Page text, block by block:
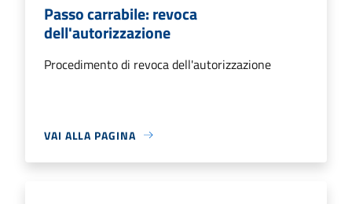
Passo carrabile: revoca
dell'autorizzazione
Procedimento di revoca dell'autorizzazione
VAI ALLA PAGINA